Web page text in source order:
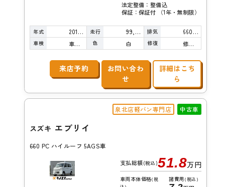
法定整備：整備込
保証：保証付 （1年・無制限）
年式 2016年 走行 99,000km 排気 660cc
車検 車検整備付 色 白 修復 修復歴無し
来店予約
お問い合わ
せ
詳細はこち
ら
泉北店軽バン専門店 中古車
スズキ エブリイ
660 PC ハイルーフ 5AGS車
支払総額(税込)51.8万円
車両本体価格(税
諸費用 (税込)